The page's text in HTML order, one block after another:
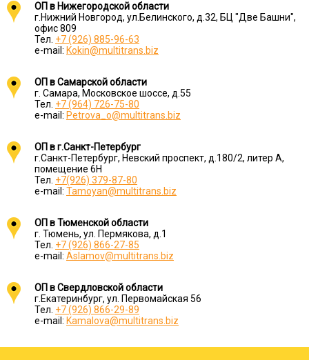
ОП в Нижегородской области
г.Нижний Новгород, ул.Белинского, д.32, БЦ "Две Башни",
офис 809
Тел. +7 (926) 885-96-63
e-mail: Kokin@multitrans.biz
ОП в Самарской области
г. Самара, Московское шоссе, д.55
Тел. +7 (964) 726-75-80
e-mail: Petrova_o@multitrans.biz
ОП в г.Санкт-Петербург
г.Санкт-Петербург, Невский проспект, д.180/2, литер А,
помещение 6Н
Тел. +7(926) 379-87-80
e-mail: Tamoyan@multitrans.biz
ОП в Тюменской области
г. Тюмень, ул. Пермякова, д.1
Тел. +7 (926) 866-27-85
e-mail: Aslamov@multitrans.biz
ОП в Свердловской области
г.Екатеринбург, ул. Первомайская 56
Тел. +7 (926) 866-29-89
e-mail: Kamalova@multitrans.biz